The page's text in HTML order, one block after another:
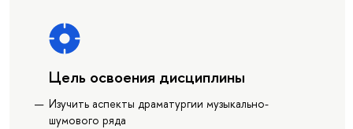
Цель освоения дисциплины
Изучить аспекты драматургии музыкально-
шумового ряда